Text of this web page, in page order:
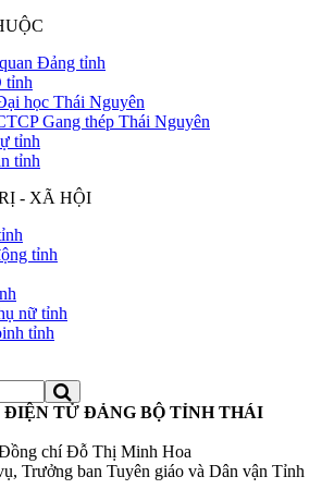
Đảng tỉnh
tỉnh
học Thái Nguyên
Gang thép Thái Nguyên
tỉnh
tỉnh
- XÃ HỘI
tỉnh
nữ tỉnh
tỉnh
ĐIỆN TỬ ĐẢNG BỘ TỈNH THÁI
chí Đỗ Thị Minh Hoa
Trưởng ban Tuyên giáo và Dân vận Tỉnh